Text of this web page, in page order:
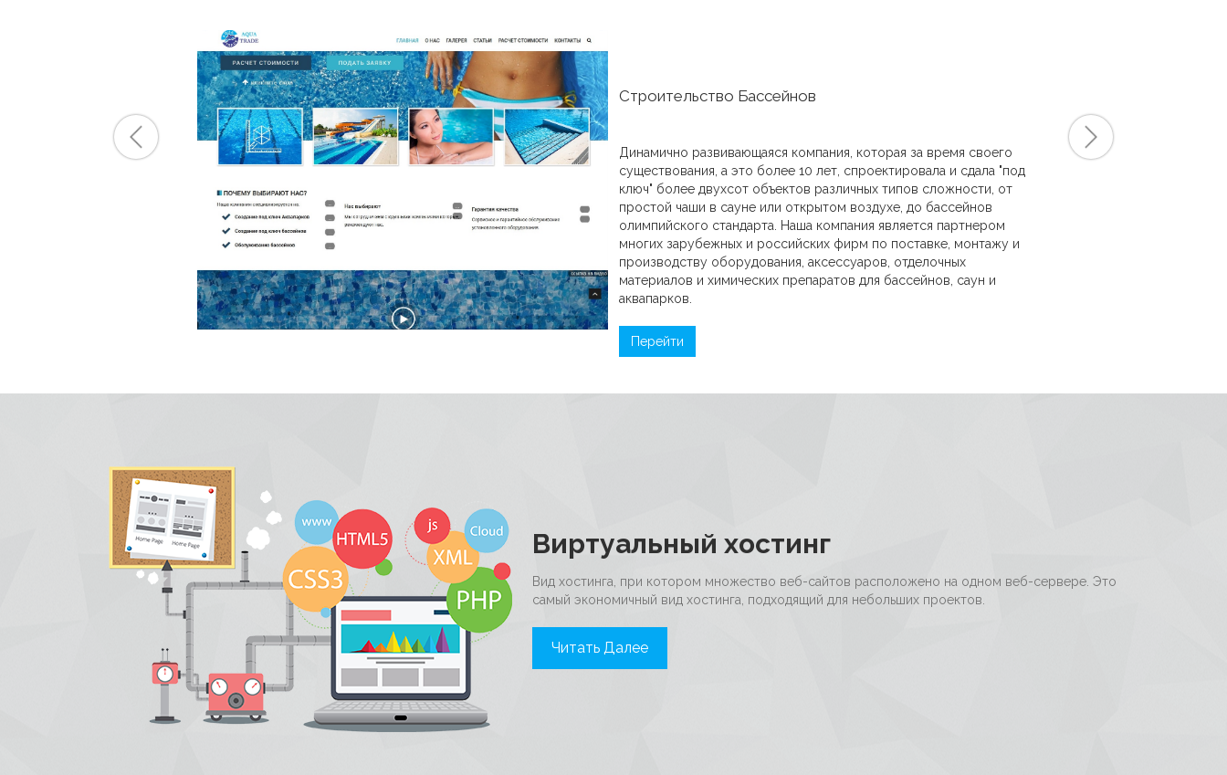
В «Центр профессионального развития бухгалтеров
Казахстана» повышение квалификации проходит так, что бы
материалы были понятны и изучены с использованием
практических заданий.
Перейти
Виртуальный хостинг
Вид хостинга, при котором множество веб-сайтов расположено на одном веб-сервере. Это
самый экономичный вид хостинга, подходящий для небольших проектов.
Читать Далее